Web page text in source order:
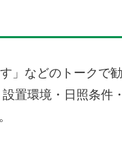
」などのトークで
置環境・日照条件